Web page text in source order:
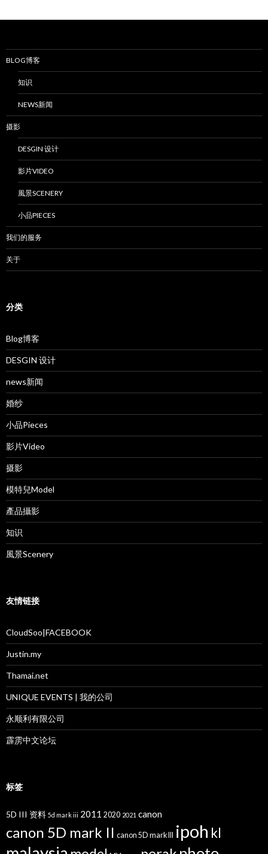
BLOG博客
知识
NEWS新闻
摄影
DESGIN 设计
影片VIDEO
風景SCENERY
小品PIECES
我们的服务
关于
分类
Blog博客
DESGIN 设计
news新闻
婚纱
小品Pieces
影片Video
摄影
模特兒Model
產品攝影
知识
風景Scenery
友情链接
CloudSoo|FACEBOOK
Justin.my
Thamai.net
UNIQUE EVENTS | 我的公司
永顺利有限公司
霹雳中文论坛
标签
5D III 资料 5d mark iii 2011 2020 2021 canon
canon 5D mark II canon 5D mark III ipoh kl